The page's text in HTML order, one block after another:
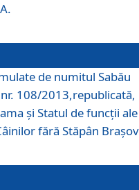
de numitul Sabău
108/2013,republicată,
şi Statul de funcţii ale
fără Stăpân